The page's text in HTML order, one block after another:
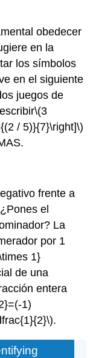
obedecer
en la
los símbolos
en el siguiente
juegos de
\(3
/ 5)}{7}\right]\)
frente a
el
La
por 1
1}
de una
entera
1)
.